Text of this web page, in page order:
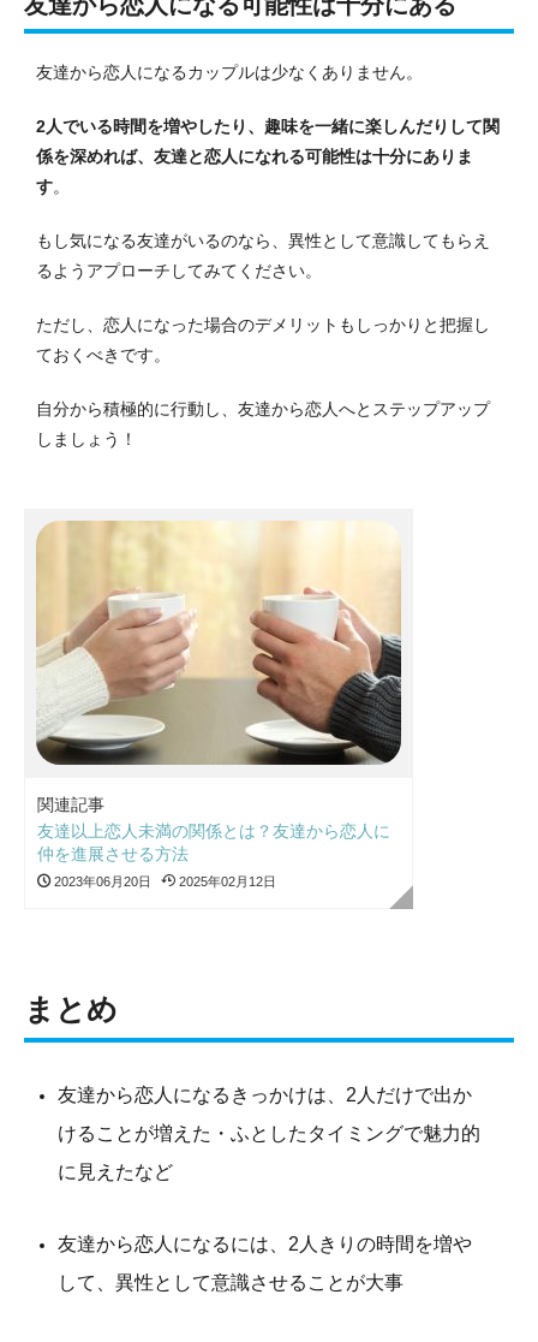
友達から恋人になる可能性は十分にある
友達から恋人になるカップルは少なくありません。
2人でいる時間を増やしたり、趣味を一緒に楽しんだりして関
係を深めれば、友達と恋人になれる可能性は十分にありま
す。
もし気になる友達がいるのなら、異性として意識してもらえ
るようアプローチしてみてください。
ただし、恋人になった場合のデメリットもしっかりと把握し
ておくべきです。
自分から積極的に行動し、友達から恋人へとステップアップ
しましょう！
関連記事
友達以上恋人未満の関係とは？友達から恋人に
仲を進展させる方法
2023年06月20日 2025年02月12日
まとめ
友達から恋人になるきっかけは、2人だけで出か
けることが増えた・ふとしたタイミングで魅力的
に見えたなど
友達から恋人になるには、2人きりの時間を増や
して、異性として意識させることが大事